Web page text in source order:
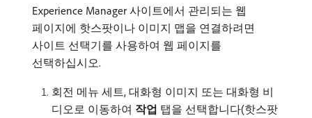
Experience Manager 사이트에서 관리되는 웹
페이지에 핫스팟이나 이미지 맵을 연결하려면
사이트 선택기를 사용하여 웹 페이지를
선택하십시오.
회전 메뉴 세트, 대화형 이미지 또는 대화형 비
디오로 이동하여 작업 탭을 선택합니다(핫스팟